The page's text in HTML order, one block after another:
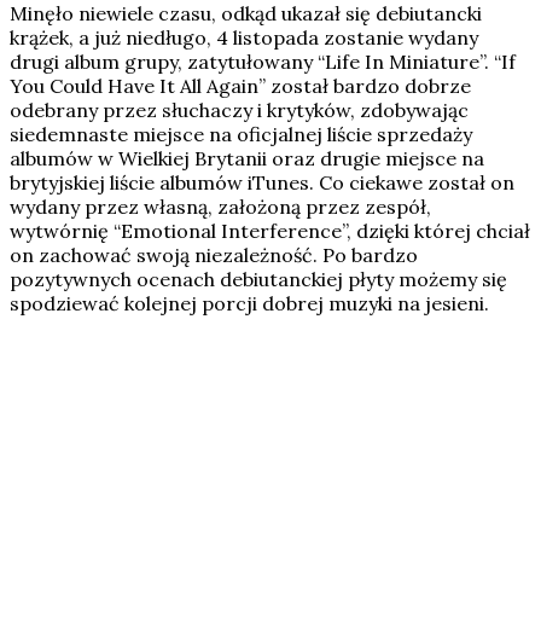
Minęło niewiele czasu, odkąd ukazał się debiutancki
krążek, a już niedługo, 4 listopada zostanie wydany
drugi album grupy, zatytułowany “Life In Miniature”. “If
You Could Have It All Again” został bardzo dobrze
odebrany przez słuchaczy i krytyków, zdobywając
siedemnaste miejsce na oficjalnej liście sprzedaży
albumów w Wielkiej Brytanii oraz drugie miejsce na
brytyjskiej liście albumów iTunes. Co ciekawe został on
wydany przez własną, założoną przez zespół,
wytwórnię “Emotional Interference”, dzięki której chciał
on zachować swoją niezależność. Po bardzo
pozytywnych ocenach debiutanckiej płyty możemy się
spodziewać kolejnej porcji dobrej muzyki na jesieni.